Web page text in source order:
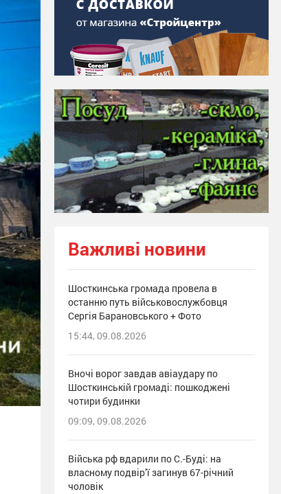
Важливі новини
Шосткинська громада провела в
останню путь військовослужбовця
Сергія Барановського + Фото
15:44, 09.08.2026
Вночі ворог завдав авіаудару по
Шосткинській громаді: пошкоджені
чотири будинки
09:09, 09.08.2026
Війська рф вдарили по С.-Буді: на
власному подвір’ї загинув 67-річний
чоловік